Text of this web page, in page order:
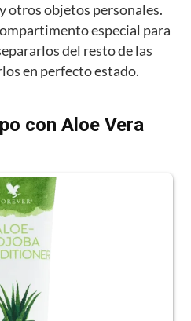
otros objetos personales.
especial para
del resto de las
en perfecto estado.
con Aloe Vera